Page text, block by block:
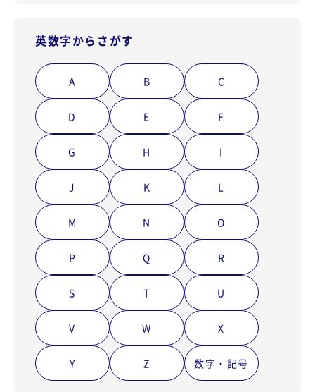
英数字からさがす
A B C
D E F
G H I
J K L
M N O
P Q R
S T U
V W X
Y Z 数字・記号